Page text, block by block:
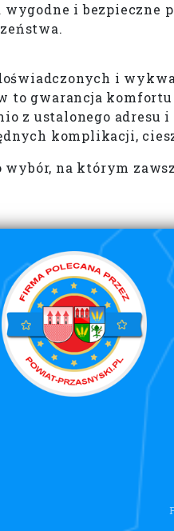
i bezpieczne
doświadczonych i
to gwarancja
z ustalonego
komplikacji,
na którym